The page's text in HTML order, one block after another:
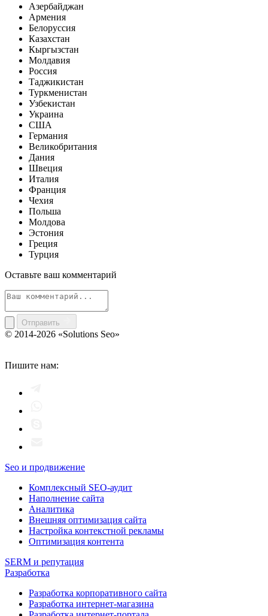
Азербайджан
Армения
Белоруссия
Казахстан
Кыргызстан
Молдавия
Россия
Таджикистан
Туркменистан
Узбекистан
Украина
США
Германия
Великобритания
Дания
Швеция
Италия
Франция
Чехия
Польша
Молдова
Эстония
Греция
Турция
Оставьте ваш комментарий
Отправить
© 2014-2026 «Solutions Seo»
Пишите нам:
Seo и продвижение
Комплексный SEO-аудит
Наполнение сайта
Аналитика
Внешняя оптимизация сайта
Настройка контекстной рекламы
Оптимизация контента
SERM и репутация
Разработка
Разработка корпоративного сайта
Разработка интернет-магазина